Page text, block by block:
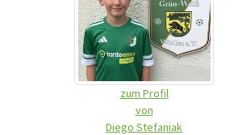
zum Profil
von
Diego Stefaniak